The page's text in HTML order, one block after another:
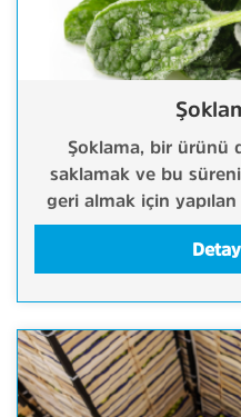
Şoklama, bir ürünü
saklamak ve bu
geri almak için